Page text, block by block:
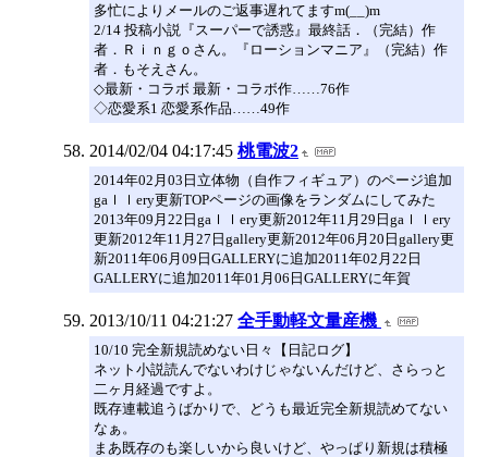
多忙によりメールのご返事遅れてますm(__)m
2/14 投稿小説『スーパーで誘惑』最終話．（完結）作
者．Ｒｉｎｇｏさん。『ローションマニア』（完結）作
者．もそえさん。
◇最新・コラボ 最新・コラボ作……76作
◇恋愛系1 恋愛系作品……49作
2014/02/04 04:17:45 桃電波2
2014年02月03日立体物（自作フィギュア）のページ追加
gaｌｌery更新TOPページの画像をランダムにしてみた
2013年09月22日gaｌｌery更新2012年11月29日gaｌｌery
更新2012年11月27日gallery更新2012年06月20日gallery更
新2011年06月09日GALLERYに追加2011年02月22日
GALLERYに追加2011年01月06日GALLERYに年賀
2013/10/11 04:21:27 全手動軽文量産機
10/10 完全新規読めない日々【日記ログ】
ネット小説読んでないわけじゃないんだけど、さらっと
二ヶ月経過ですよ。
既存連載追うばかりで、どうも最近完全新規読めてない
なぁ。
まあ既存のも楽しいから良いけど、やっぱり新規は積極